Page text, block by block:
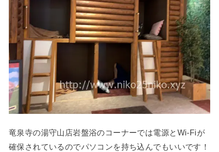
竜泉寺の湯守山店岩盤浴のコーナーでは電源とWi-Fiが
確保されているのでパソコンを持ち込んでもいいです！